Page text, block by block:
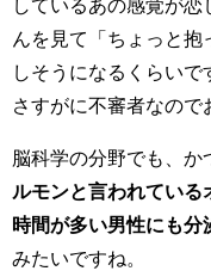
しているあの感覚が
んを見て「ちょっと
しそうになるくらいで
さすがに不審者なので
脳科学の分野でも、か
ルモンと言われてい
時間が多い男性にも分
みたいですね。